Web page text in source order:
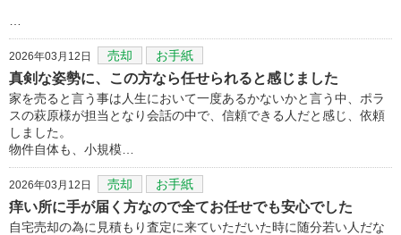
2026年03月12日 売却 お手紙
真剣な姿勢に、この方なら任せられると感じました
家を売ると言う事は人生において一度あるかないかと言う中、ポラ
スの萩原様が担当となり会話の中で、信頼できる人だと感じ、依頼
しました。
物件自体も、小規模…
2026年03月12日 売却 お手紙
痒い所に手が届く方なので全てお任せでも安心でした
自宅売却の為に見積もり査定に来ていただいた時に随分若い人だな